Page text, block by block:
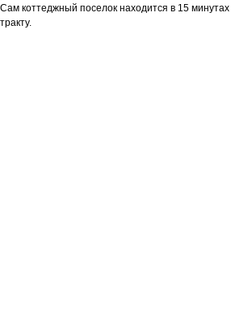
Сам коттеджный поселок находится в 15
тракту.